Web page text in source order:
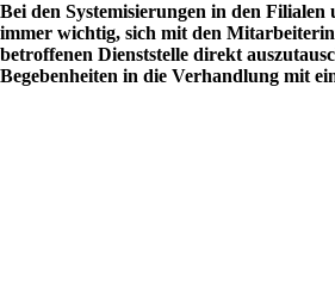
Bei den Systemisierungen in den Filialen
immer wichtig, sich mit den
betroffenen Dienststelle direkt
Begebenheiten in die Verhandlung mit